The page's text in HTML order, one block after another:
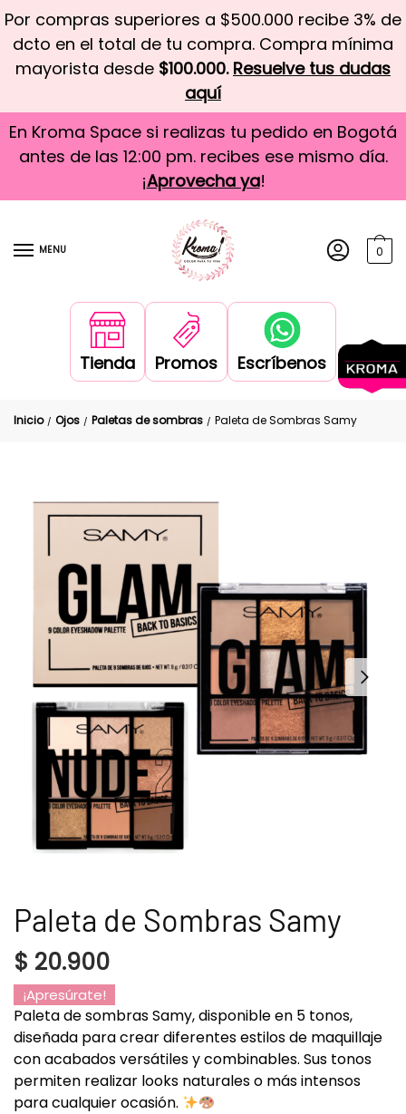
Por compras superiores a $500.000 recibe 3% de
dcto en el total de tu compra. Compra mínima
mayorista desde $100.000. Resuelve tus dudas
aquí
En Kroma Space si realizas tu pedido en Bogotá
antes de las 12:00 pm. recibes ese mismo día.
¡Aprovecha ya!
MENU 0
Tienda Promos Escríbenos
Inicio / Ojos / Paletas de sombras / Paleta de Sombras Samy
Paleta de Sombras Samy
$ 20.900
¡Apresúrate!
Paleta de sombras Samy, disponible en 5 tonos,
diseñada para crear diferentes estilos de maquillaje
con acabados versátiles y combinables. Sus tonos
permiten realizar looks naturales o más intensos
para cualquier ocasión.